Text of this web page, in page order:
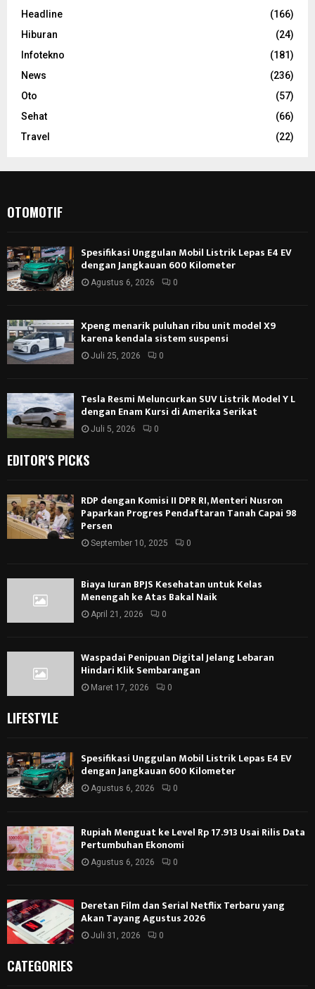
Headline
(166)
Hiburan
(24)
Infotekno
(181)
News
(236)
Oto
(57)
Sehat
(66)
Travel
(22)
OTOMOTIF
Spesifikasi Unggulan Mobil Listrik Lepas E4 EV
dengan Jangkauan 600 Kilometer
Agustus 6, 2026 0
Xpeng menarik puluhan ribu unit model X9
karena kendala sistem suspensi
Juli 25, 2026 0
Tesla Resmi Meluncurkan SUV Listrik Model Y L
dengan Enam Kursi di Amerika Serikat
Juli 5, 2026 0
EDITOR'S PICKS
RDP dengan Komisi II DPR RI, Menteri Nusron
Paparkan Progres Pendaftaran Tanah Capai 98
Persen
September 10, 2025 0
Biaya Iuran BPJS Kesehatan untuk Kelas
Menengah ke Atas Bakal Naik
April 21, 2026 0
Waspadai Penipuan Digital Jelang Lebaran
Hindari Klik Sembarangan
Maret 17, 2026 0
LIFESTYLE
Spesifikasi Unggulan Mobil Listrik Lepas E4 EV
dengan Jangkauan 600 Kilometer
Agustus 6, 2026 0
Rupiah Menguat ke Level Rp 17.913 Usai Rilis Data
Pertumbuhan Ekonomi
Agustus 6, 2026 0
Deretan Film dan Serial Netflix Terbaru yang
Akan Tayang Agustus 2026
Juli 31, 2026 0
CATEGORIES